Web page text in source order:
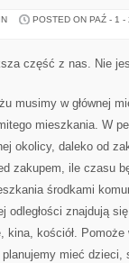
POSTED ON PAŹ - 1 -
część z nas. Nie
musimy w głównej
mieszkania. W
okolicy, daleko od
zakupem, ile czasu
środkami
odległości znajdują
kina, kościół.
mieć dzieci,